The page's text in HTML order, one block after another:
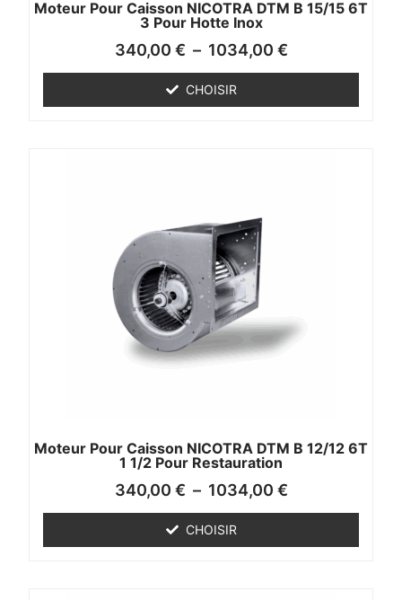
Moteur Pour Caisson NICOTRA DTM B 15/15 6T
3 Pour Hotte Inox
340,00 € – 1034,00 €
CHOISIR
Moteur Pour Caisson NICOTRA DTM B 12/12 6T
1 1/2 Pour Restauration
340,00 € – 1034,00 €
CHOISIR